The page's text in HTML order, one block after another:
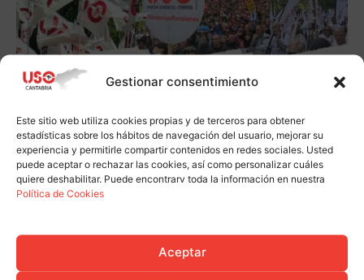
Gestionar consentimiento
Este sitio web utiliza cookies propias y de terceros para obtener
estadísticas sobre los hábitos de navegación del usuario, mejorar su
experiencia y permitirle compartir contenidos en redes sociales. Usted
puede aceptar o rechazar las cookies, así como personalizar cuáles
quiere deshabilitar. Puede encontrarv toda la información en nuestra
Política de Cookies
Aceptar